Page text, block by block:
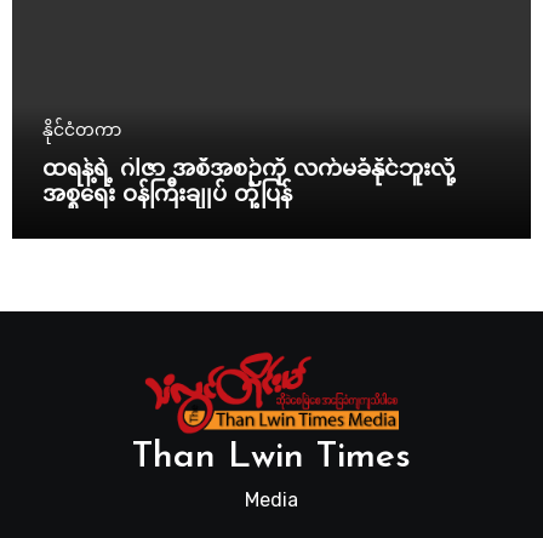
နိုင်ငံတကာ
ထရန့်ရဲ့ ဂါဇာ အစီအစဉ်ကို လက်မခံနိုင်ဘူးလို့
အစ္စရေး ဝန်ကြီးချုပ် တုံ့ပြန်
Than Lwin Times
Media